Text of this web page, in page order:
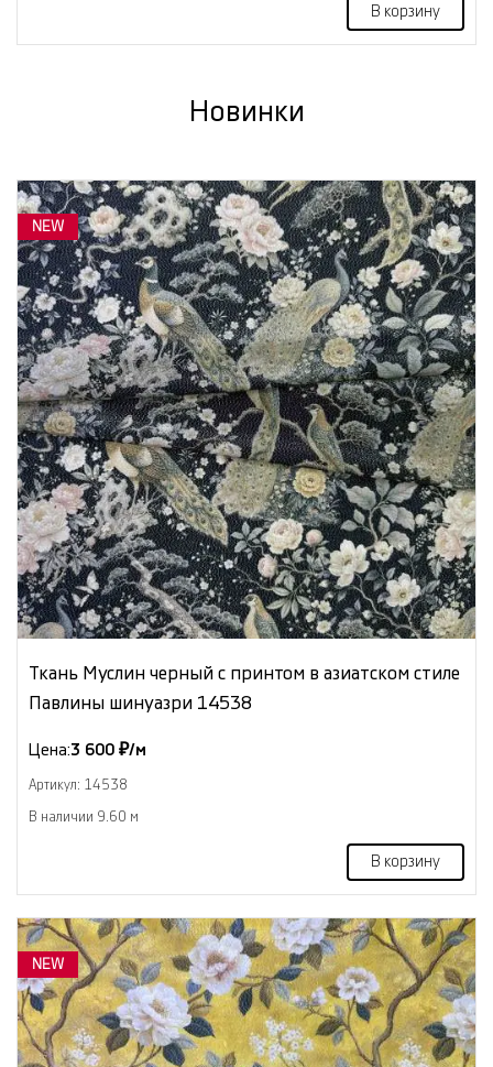
В корзину
Новинки
NEW
Ткань Муслин черный с принтом в азиатском стиле
Павлины шинуазри 14538
Цена:3 600 ₽/м
Артикул: 14538
В наличии 9.60 м
В корзину
NEW